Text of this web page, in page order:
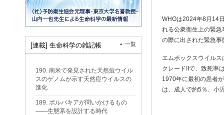
WHOは2024年8月14
れる公衆衛生上の緊
の際に出された緊急
エムポックスウイル
クレードIIで、致死率
1970年に最初の患者
は、成人で約5％、小
[連載] 生命科学の雑記帳 一覧
190. 南米で発見された天然痘ウイル
スのゲノムが示す天然痘ウイルスの
進化
189. ボルバキアが問いかけるもの
——生態系を設計する時代